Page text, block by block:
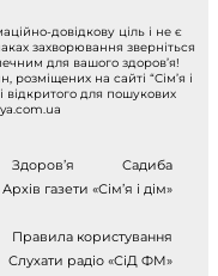
довідкову ціль і не є
захворювання зверніться
для вашого здоров’я!
розміщених на сайті “Сім’я і
відкритого для пошукових
Здоров’я
Садиба
Архів газети «Сім’я і дім»
Правила користування
Слухати радіо «СіД ФМ»